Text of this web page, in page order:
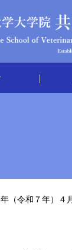
（令和７年）４